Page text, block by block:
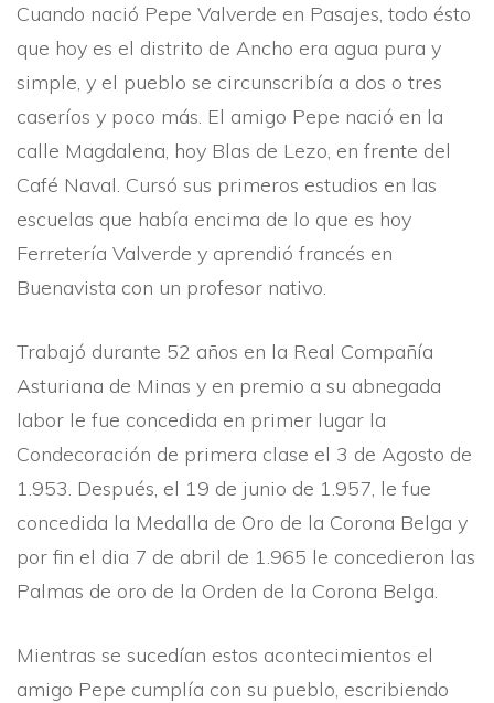
Cuando nació Pepe Valverde en Pasajes, todo ésto
que hoy es el distrito de Ancho era agua pura y
simple, y el pueblo se circunscribí­a a dos o tres
caserí­os y poco más. El amigo Pepe nació en la
calle Magdalena, hoy Blas de Lezo, en frente del
Café Naval. Cursó sus primeros estudios en las
escuelas que habí­a encima de lo que es hoy
Ferreterí­a Valverde y aprendió francés en
Buenavista con un profesor nativo.
Trabajó durante 52 años en la Real Compañí­a
Asturiana de Minas y en premio a su abnegada
labor le fue concedida en primer lugar la
Condecoración de primera clase el 3 de Agosto de
1.953. Después, el 19 de junio de 1.957, le fue
concedida la Medalla de Oro de la Corona Belga y
por fin el dia 7 de abril de 1.965 le concedieron las
Palmas de oro de la Orden de la Corona Belga.
Mientras se sucedí­an estos acontecimientos el
amigo Pepe cumplí­a con su pueblo, escribiendo